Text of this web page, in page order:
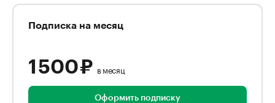
Подписка на месяц
1 500 ₽ в месяц
Оформить подписку